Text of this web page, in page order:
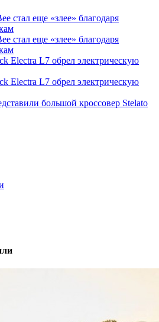
стал еще «злее» благодаря
стал еще «злее» благодаря
Electra L7 обрел электрическую
Electra L7 обрел электрическую
большой кроссовер Stelato